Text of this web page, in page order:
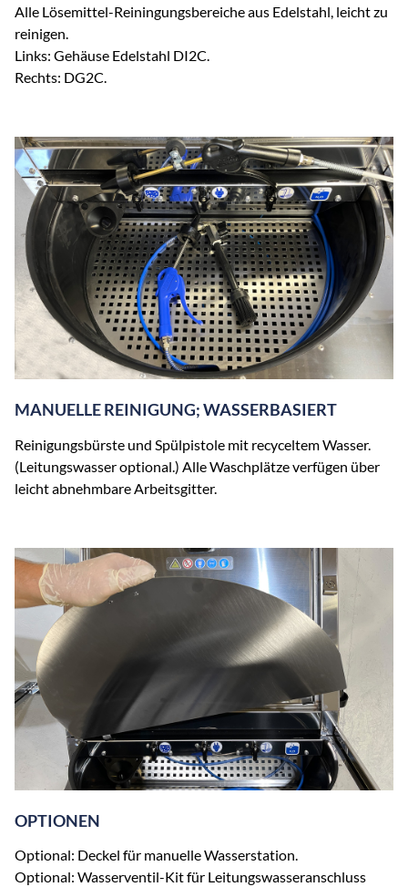
Alle Lösemittel-Reiningungsbereiche aus Edelstahl, leicht zu
reinigen.
Links: Gehäuse Edelstahl DI2C.
Rechts: DG2C.
MANUELLE REINIGUNG; WASSERBASIERT
Reinigungsbürste und Spülpistole mit recyceltem Wasser.
(Leitungswasser optional.) Alle Waschplätze verfügen über
leicht abnehmbare Arbeitsgitter.
OPTIONEN
Optional: Deckel für manuelle Wasserstation.
Optional: Wasserventil-Kit für Leitungswasseranschluss